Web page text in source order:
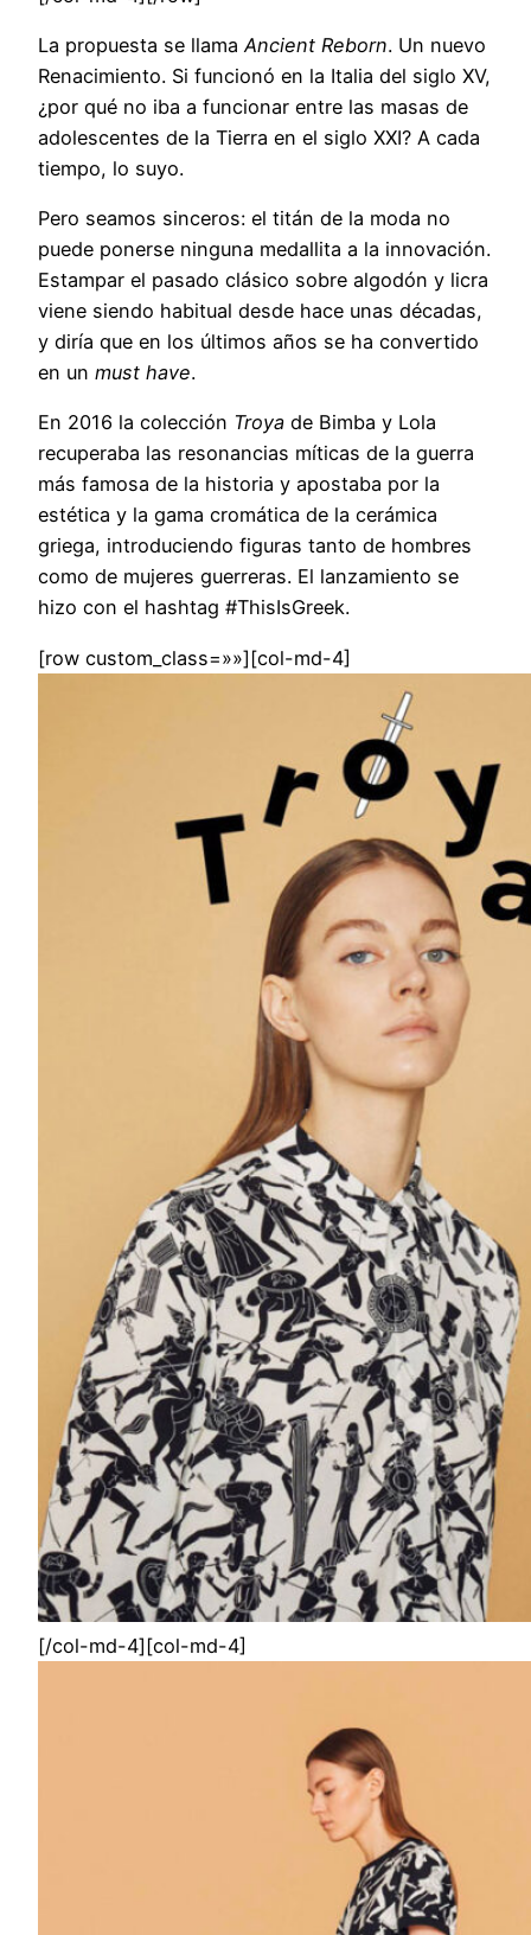
La propuesta se llama Ancient Reborn. Un nuevo
Renacimiento. Si funcionó en la Italia del siglo XV,
¿por qué no iba a funcionar entre las masas de
adolescentes de la Tierra en el siglo XXI? A cada
tiempo, lo suyo.
Pero seamos sinceros: el titán de la moda no
puede ponerse ninguna medallita a la innovación.
Estampar el pasado clásico sobre algodón y licra
viene siendo habitual desde hace unas décadas,
y diría que en los últimos años se ha convertido
en un must have.
En 2016 la colección Troya de Bimba y Lola
recuperaba las resonancias míticas de la guerra
más famosa de la historia y apostaba por la
estética y la gama cromática de la cerámica
griega, introduciendo figuras tanto de hombres
como de mujeres guerreras. El lanzamiento se
hizo con el hashtag #ThisIsGreek.
[row custom_class=»»][col-md-4]
[/col-md-4][col-md-4]